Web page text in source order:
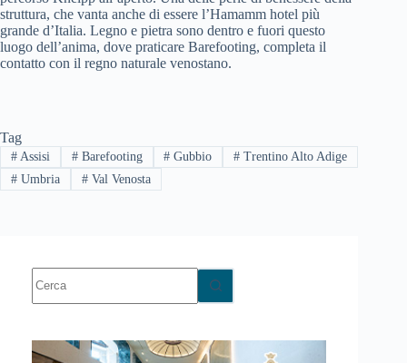
struttura, che vanta anche di essere l’Hamamm hotel più
grande d’Italia. Legno e pietra sono dentro e fuori questo
luogo dell’anima, dove praticare Barefooting, completa il
contatto con il regno naturale venostano.
Tag
#Assisi #Barefooting # Gubbio # Trentino Alto Adige
#Umbria #Val Venosta
risultato